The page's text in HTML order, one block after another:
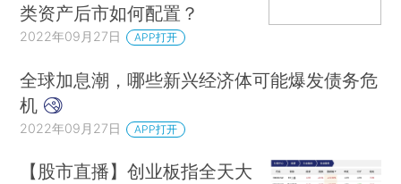
类资产后市如何配置？
2022年09月27日 APP打开
全球加息潮，哪些新兴经济体可能爆发债务危
机
2022年09月27日 APP打开
【股市直播】创业板指全天大